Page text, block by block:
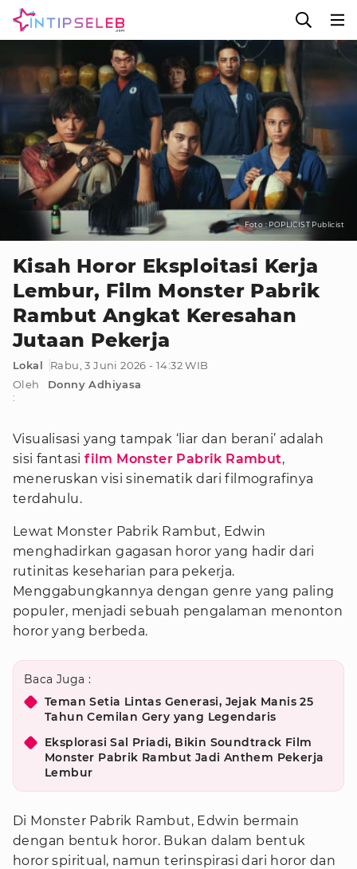
Foto : POPLICIST Publicist
Kisah Horor Eksploitasi Kerja
Lembur, Film Monster Pabrik
Rambut Angkat Keresahan
Jutaan Pekerja
Lokal
Rabu, 3 Juni 2026 - 14:32 WIB
Oleh
:
Donny Adhiyasa
Visualisasi yang tampak ‘liar dan berani’ adalah
sisi fantasifilm Monster Pabrik Rambut,
meneruskan visi sinematik dari filmografinya
terdahulu.
Lewat Monster Pabrik Rambut, Edwin
menghadirkan gagasan horor yang hadir dari
rutinitas keseharian para pekerja.
Menggabungkannya dengan genre yang paling
populer, menjadi sebuah pengalaman menonton
horor yang berbeda.
Baca Juga :
Teman Setia Lintas Generasi, Jejak Manis 25
Tahun Cemilan Gery yang Legendaris
Eksplorasi Sal Priadi, Bikin Soundtrack Film
Monster Pabrik Rambut Jadi Anthem Pekerja
Lembur
Di Monster Pabrik Rambut, Edwin bermain
dengan bentuk horor. Bukan dalam bentuk
horor spiritual, namun terinspirasi dari horor dan